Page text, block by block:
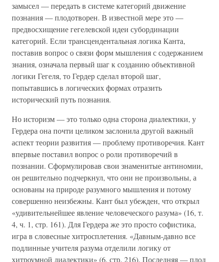
замысел — передать в системе категорий движение
познания — плодотворен. В известной мере это —
предвосхищение гегелевской идеи субординации
категорий. Если трансцендентальная логика Канта,
поставив вопрос о связи форм мышления с содержанием
знания, означала первый шаг к созданию объективной
логики Гегеля, то Гердер сделал второй шаг,
попытавшись в логических формах отразить
исторический путь познания.
Но историзм — это только одна сторона диалектики, у
Гердера она почти целиком заслонила другой важный
аспект теории развития — проблему противоречия. Кант
впервые поставил вопрос о роли противоречий в
познании. Сформулировав свои знаменитые антиномии,
он решительно подчеркнул, что они не произвольны, а
основаны на природе разумного мышления и потому
совершенно неизбежны. Кант был убежден, что открыл
«удивительнейшее явление человеческого разума» (16, т.
4, ч. 1, стр. 161). Для Гердера же это просто софистика,
игра в словесные хитросплетения. «Давным-давно все
подлинные учителя разума отделили логику от
хитроумной диалектики» (6, стр. 216). Последняя — плод